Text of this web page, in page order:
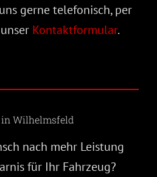
gerne telefonisch, per
Kontaktformular.
Wilhelmsfeld
nach mehr Leistung
für Ihr Fahrzeug?